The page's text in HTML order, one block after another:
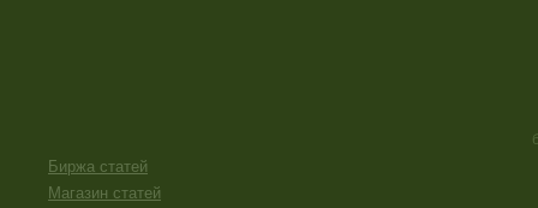
Биржа статей
Магазин статей